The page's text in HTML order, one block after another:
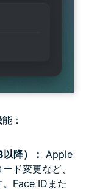
：
降）：
Apple
ド変更など、
Face IDまた